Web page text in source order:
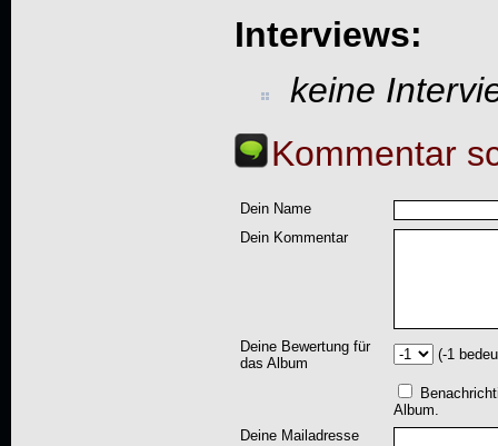
Interviews:
keine
Kommentar
Dein Name
Dein Kommentar
Deine Bewertung für
das Album
(-1
Album.
Deine Mailadresse